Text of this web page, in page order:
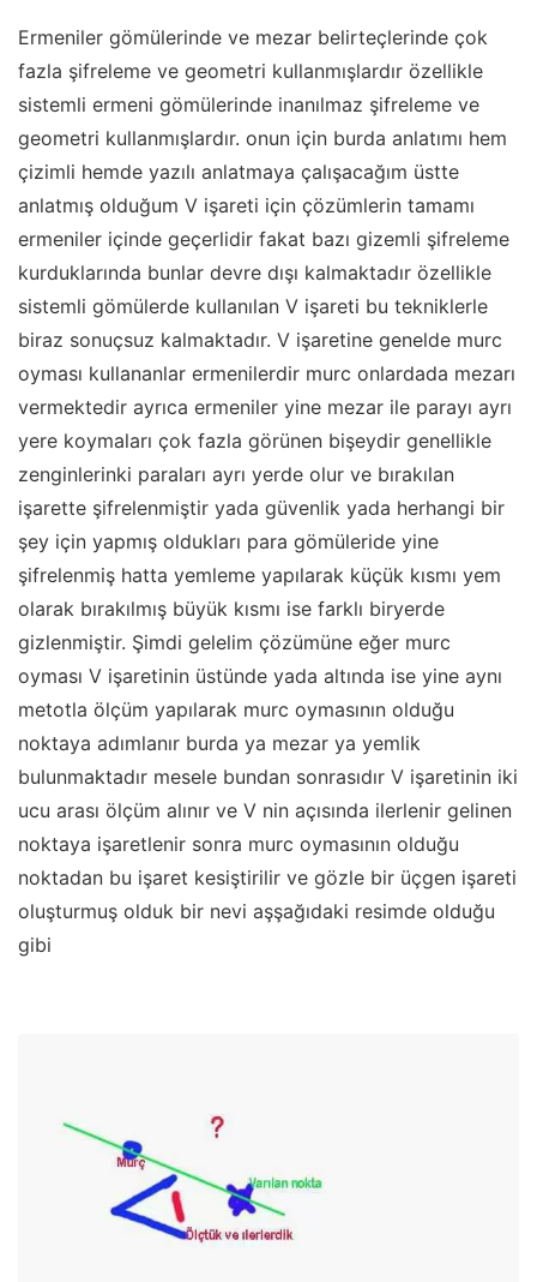
Ermeniler gömülerinde ve mezar belirteçlerinde çok
fazla şifreleme ve geometri kullanmışlardır özellikle
sistemli ermeni gömülerinde inanılmaz şifreleme ve
geometri kullanmışlardır. onun için burda anlatımı hem
çizimli hemde yazılı anlatmaya çalışacağım üstte
anlatmış olduğum V işareti için çözümlerin tamamı
ermeniler içinde geçerlidir fakat bazı gizemli şifreleme
kurduklarında bunlar devre dışı kalmaktadır özellikle
sistemli gömülerde kullanılan V işareti bu tekniklerle
biraz sonuçsuz kalmaktadır. V işaretine genelde murc
oyması kullananlar ermenilerdir murc onlardada mezarı
vermektedir ayrıca ermeniler yine mezar ile parayı ayrı
yere koymaları çok fazla görünen bişeydir genellikle
zenginlerinki paraları ayrı yerde olur ve bırakılan
işarette şifrelenmiştir yada güvenlik yada herhangi bir
şey için yapmış oldukları para gömüleride yine
şifrelenmiş hatta yemleme yapılarak küçük kısmı yem
olarak bırakılmış büyük kısmı ise farklı biryerde
gizlenmiştir. Şimdi gelelim çözümüne eğer murc
oyması V işaretinin üstünde yada altında ise yine aynı
metotla ölçüm yapılarak murc oymasının olduğu
noktaya adımlanır burda ya mezar ya yemlik
bulunmaktadır mesele bundan sonrasıdır V işaretinin iki
ucu arası ölçüm alınır ve V nin açısında ilerlenir gelinen
noktaya işaretlenir sonra murc oymasının olduğu
noktadan bu işaret kesiştirilir ve gözle bir üçgen işareti
oluşturmuş olduk bir nevi aşşağıdaki resimde olduğu
gibi